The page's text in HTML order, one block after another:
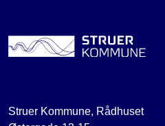
Struer Kommune, Rådhuset